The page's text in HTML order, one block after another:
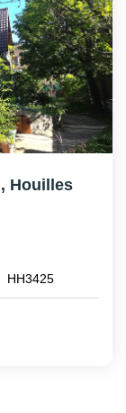
, Houilles
HH3425